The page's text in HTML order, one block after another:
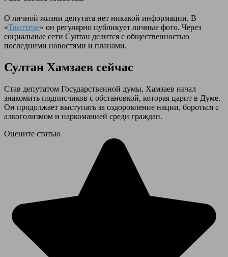
О личной жизни депутата нет никакой информации. В
«Твиттере» он регулярно публикует личные фото. Через
социальные сети Султан делится с общественностью
последними новостями и планами.
Султан Хамзаев сейчас
Став депутатом Государственной думы, Хамзаев начал
знакомить подписчиков с обстановкой, которая царит в Думе.
Он продолжает выступать за оздоровление нации, бороться с
алкоголизмом и наркоманией среди граждан.
Оцените статью